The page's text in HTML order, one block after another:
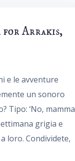
for Arrakis,
e le avventure
un sonoro
Tipo: ‘No, mamma
grigia e
loro. Condividete,